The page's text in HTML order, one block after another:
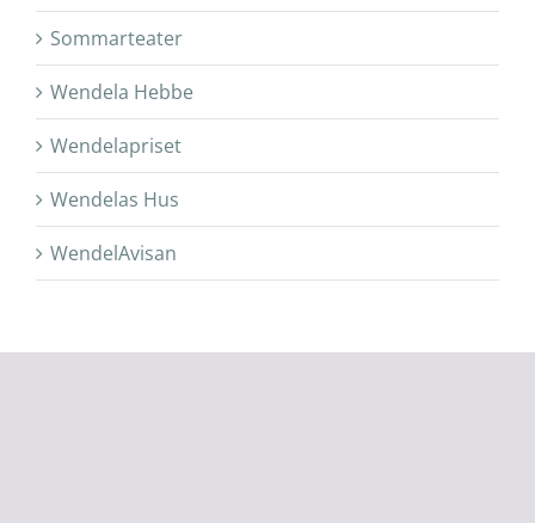
Sommarteater
Wendela Hebbe
Wendelapriset
Wendelas Hus
WendelAvisan